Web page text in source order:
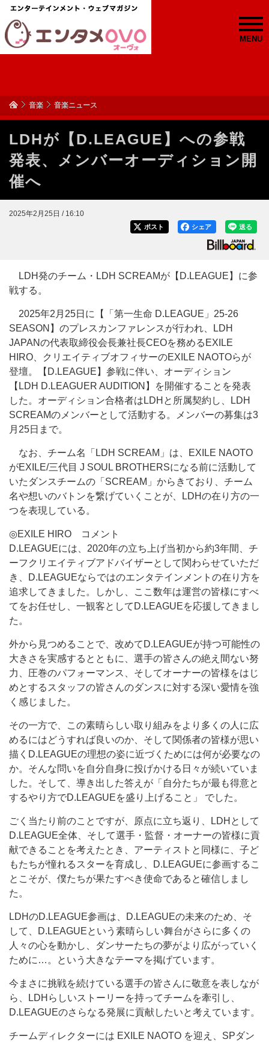
MENU
音楽 音楽ニュース
LDHが【D.LEAGUE】への参戦
発表、メンバーオーディション開
催へ
2025年2月25日 / 16:10
送る
シェア
ポスト
LDH発のチーム・LDH SCREAMが【D.LEAGUE】に参
戦する。
2025年2月25日に【「第一生命 D.LEAGUE」25-26
SEASON】のプレスカンファレンスが行われ、LDH
JAPANの代表取締役会長兼社長CEOを務めるEXILE
HIRO、クリエイティブオフィサーのEXILE NAOTOらが
登壇。【D.LEAGUE】参戦に伴い、オーディション
【LDH D.LEAGUER AUDITION】を開催することを発表
した。オーディション合格者はLDHと所属契約し、LDH
SCREAMのメンバーとして活動する。メンバーの募集は3
月25日まで。
なお、チーム名「LDH SCREAM」は、EXILE NAOTO
がEXILE/三代目 J SOUL BROTHERSになる前に活動して
いたダンスチームの「SCREAM」からきており、チーム
名や想いのバトンを繋げていくことが、LDHの在り方の一
つを表現している。
◎EXILE HIRO コメント
D.LEAGUEには、2020年の立ち上げ当初から約3年間、チ
ーフクリエイティブアドバイザーとして関わらせていただ
き、D.LEAGUEならではのエンタテインメントの在り方を
追求してきました。しかし、ここ数年は運営の皆様にすべ
てをお任せし、一観客としてD.LEAGUEを応援してきまし
た。
外から見つめることで、改めてD.LEAGUEが持つ可能性の
大きさを実感するとともに、選手の皆さんの絶え間ない努
力、圧巻のパフォーマンス、そしてオーナーの皆様をはじ
めとするスタッフの皆さんのダンスに対する深い愛情を強
く感じました。
その一方で、この素晴らしい取り組みをより多くの人に広
めるにはどうすれば良いのか、そして関係者の皆様が思い
描くD.LEAGUEの理想の姿に近づくためには何が必要なの
か。そんな問いを自分自身に投げかける日々が続いていま
した。そして、導き出した答えが「自分たちが最も得意と
するやり方でD.LEAGUEを盛り上げること」 でした。
ごく当たり前のことですが、原点に立ち返り、LDHとして
D.LEAGUE全体、そして選手・監督・オーナーの皆様に貢
献できることを考えたとき、アーティストと同様に、子ど
もたちが憧れるスターを育成し、D.LEAGUEに参画するこ
とこそが、僕たちが果たすべき使命であると確信しまし
た。
LDHのD.LEAGUE参画は、D.LEAGUEの未来のため、そ
して、D.LEAGUEという素晴らしい舞台がさらに多くの
人々の心を動かし、ダンサーたちの夢がより広がっていく
ために…。という大きなテーマを掲げています。
今まさに挑戦を続けている選手の皆さんに敬意を表しなが
ら、LDHらしいストーリーを持ってチームを牽引し、
D.LEAGUEのさらなる発展に貢献したいと考えています。
チームディレクターには EXILE NAOTO を迎え、SPダン